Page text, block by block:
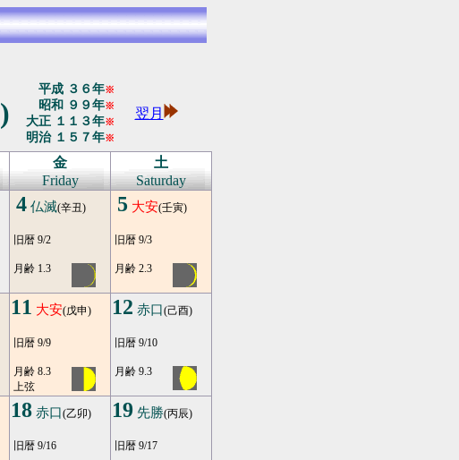
)
平成 ３６年※
昭和 ９９年※
大正 １１３年※
明治 １５７年※
翌月
金
Friday
土
Saturday
4 仏滅(辛丑)
旧暦 9/2
月齢 1.3
5 大安(壬寅)
旧暦 9/3
月齢 2.3
11 大安(戊申)
旧暦 9/9
月齢 8.3
上弦
12 赤口(己酉)
旧暦 9/10
月齢 9.3
18 赤口(乙卯)
旧暦 9/16
19 先勝(丙辰)
旧暦 9/17